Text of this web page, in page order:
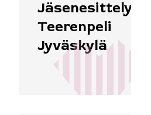
Jäsenesittely:
Teerenpeli
Jyväskylä